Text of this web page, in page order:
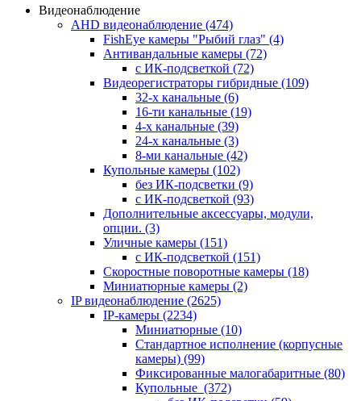
Видеонаблюдение
AHD видеонаблюдение (474)
FishEye камеры "Рыбий глаз" (4)
Антивандальные камеры (72)
с ИК-подсветкой (72)
Видеорегистраторы гибридные (109)
32-х канальные (6)
16-ти канальные (19)
4-х канальные (39)
24-х канальные (3)
8-ми канальные (42)
Купольные камеры (102)
без ИК-подсветки (9)
с ИК-подсветкой (93)
Дополнительные аксессуары, модули,
опции. (3)
Уличные камеры (151)
с ИК-подсветкой (151)
Скоростные поворотные камеры (18)
Миниатюрные камеры (2)
IP видеонаблюдение (2625)
IP-камеры (2234)
Миниатюрные (10)
Стандартное исполнение (корпусные
камеры) (99)
Фиксированные малогабаритные (80)
Купольные (372)